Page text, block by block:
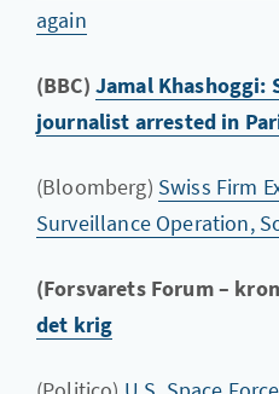
again
(BBC) Jamal Khashoggi:
journalist arrested in
(Bloomberg) Swiss Firm
Surveillance Operation,
(Forsvarets Forum –
det krig